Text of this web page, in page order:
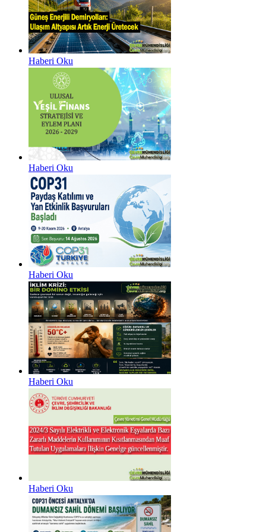
Haberi Oku
Haberi Oku
Haberi Oku
Haberi Oku
Haberi Oku